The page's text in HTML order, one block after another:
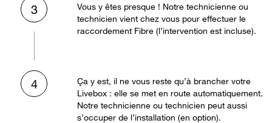
3
Vous y êtes presque ! Notre technicienne ou
technicien vient chez vous pour effectuer le
raccordement Fibre (l’intervention est incluse).
4
Ça y est, il ne vous reste qu’à brancher votre
Livebox : elle se met en route automatiquement.
Notre technicienne ou technicien peut aussi
s’occuper de l’installation (en option).